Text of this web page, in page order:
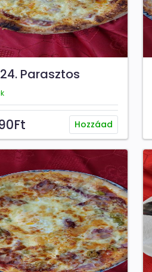
24. Parasztos
Hozzáad